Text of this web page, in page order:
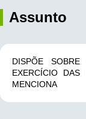
Assunto
DISPÕE
EXERCÍCIO
MENCIONA